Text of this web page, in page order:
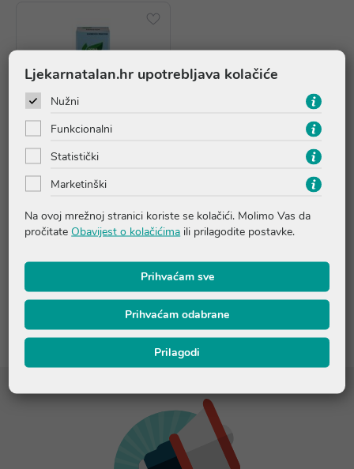
AKCIJA
Zona Vital Natura family gel
5,91 €
dana5,91 €
Dodaj u košaricu
Ljekarnatalan.hr upotrebljava kolačiće
Nužni
Funkcionalni
Statistički
Marketinški
Na ovoj mrežnoj stranici koriste se kolačići. Molimo Vas da
pročitate Obavijest o kolačićima ili prilagodite postavke.
Prihvaćam sve
Prihvaćam odabrane
Prilagodi